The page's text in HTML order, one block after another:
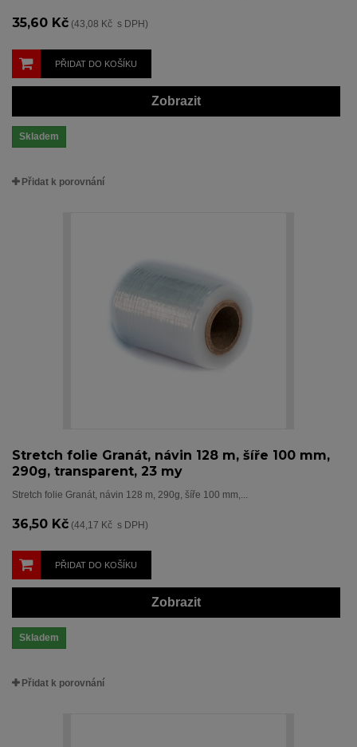
35,60 Kč (43,08 Kč s DPH)
PŘIDAT DO KOŠÍKU
Zobrazit
Skladem
Přidat k porovnání
Stretch folie Granát, návin 128 m, šíře 100 mm,
290g, transparent, 23 my
Stretch folie Granát, návin 128 m, 290g, šíře 100 mm,...
36,50 Kč (44,17 Kč s DPH)
PŘIDAT DO KOŠÍKU
Zobrazit
Skladem
Přidat k porovnání